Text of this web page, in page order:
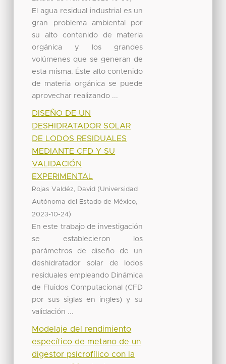
El agua residual industrial es un
gran problema ambiental por
su alto contenido de materia
orgánica y los grandes
volúmenes que se generan de
esta misma. Éste alto contenido
de materia orgánica se puede
aprovechar realizando ...
DISEÑO DE UN
DESHIDRATADOR SOLAR
DE LODOS RESIDUALES
MEDIANTE CFD Y SU
VALIDACIÓN
EXPERIMENTAL
Rojas Valdéz, David (Universidad
Autónoma del Estado de México,
2023-10-24)
En este trabajo de investigación
se establecieron los
parámetros de diseño de un
deshidratador solar de lodos
residuales empleando Dinámica
de Fluidos Computacional (CFD
por sus siglas en ingles) y su
validación ...
Modelaje del rendimiento
específico de metano de un
digestor psicrofílico con la